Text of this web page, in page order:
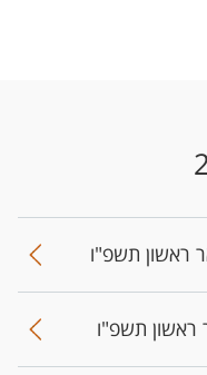
ראשון תשפ"ו
ראשון תשפ"ו